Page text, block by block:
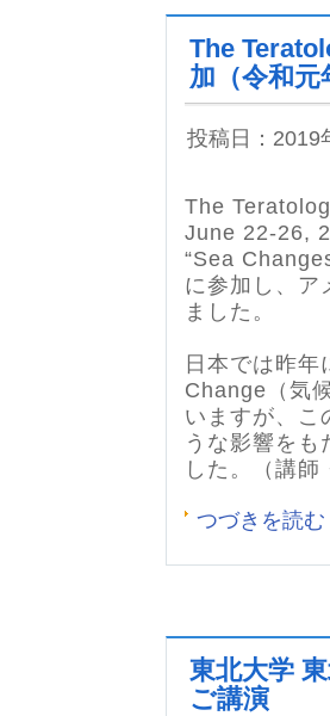
The
加（令和元
投稿日：2019
The
June 22-26,
“Sea
に参加し、ア
ました。
日本では昨
Change （気
いますが、 こ
うな影響を
した。（講師
つづきを読む
東北大学
ご講演